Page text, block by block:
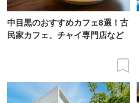
中目黒のおすすめカフェ8選！古
民家カフェ、チャイ専門店など